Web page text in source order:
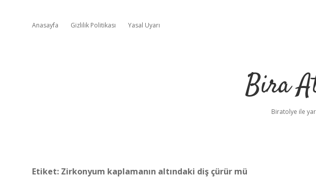
Anasayfa Gizlilik Politikası Yasal Uyarı
Bira
Biratolye ile
Etiket: Zirkonyum kaplamanın altındaki diş çürür mü